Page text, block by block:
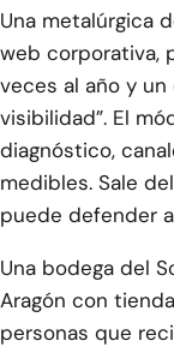
Una metalúrgica
web corporativa,
veces al año y
visibilidad”. El
diagnóstico,
medibles. Sale
puede defender
Una bodega del
Aragón con
personas que